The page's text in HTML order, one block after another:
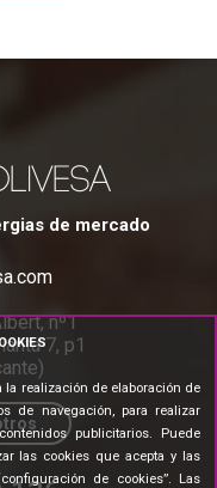
de mercado
nº1
7, p1
la realización de elaboración de
de navegación, para realizar
publicitarios. Puede
las cookies que acepta y las
de cookies”. Las